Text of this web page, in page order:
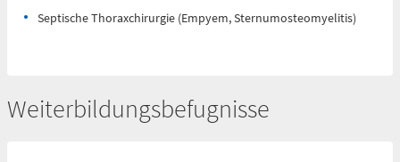
KinderärztlicherBehandlungsbereich
weitere Informationen unter:
Septische Thoraxchirurgie (Empyem, Sternumosteomyelitis)
Weiterbildungsbefugnisse